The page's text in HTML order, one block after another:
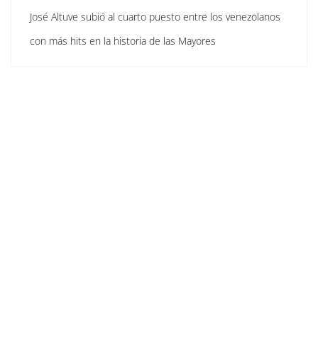
José Altuve subió al cuarto puesto entre los venezolanos
con más hits en la historia de las Mayores